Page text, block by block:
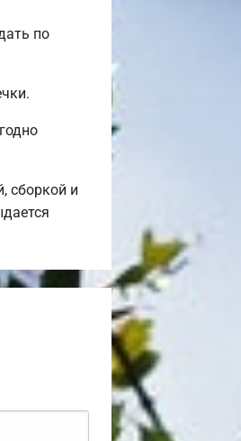
по
сборкой и